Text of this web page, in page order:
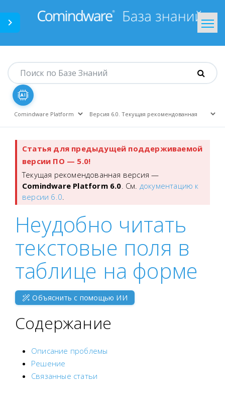
На главную
Статья для предыдущей поддерживаемой
версии ПО — 5.0!
Текущая рекомендованная версия —
Comindware Platform 6.0. См. документацию к
версии 6.0.
Неудобно читать
текстовые поля в
таблице на форме
Объяснить с помощью ИИ
Содержание
Описание проблемы
Решение
Связанные статьи